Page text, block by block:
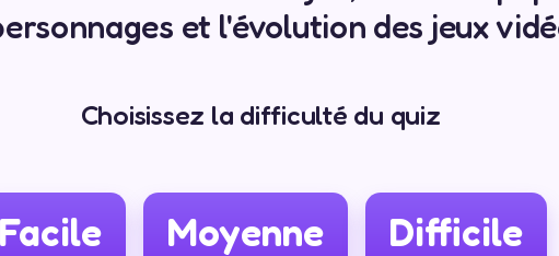
et l'évolution des jeux
Choisissez la difficulté du quiz
Facile Moyenne Difficile